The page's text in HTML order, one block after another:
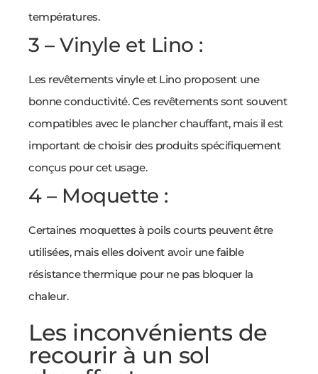
températures.
3 – Vinyle et Lino :
Les revêtements vinyle et Lino proposent une
bonne conductivité. Ces revêtements sont souvent
compatibles avec le plancher chauffant, mais il est
important de choisir des produits spécifiquement
conçus pour cet usage.
4 – Moquette :
Certaines moquettes à poils courts peuvent être
utilisées, mais elles doivent avoir une faible
résistance thermique pour ne pas bloquer la
chaleur.
Les inconvénients de
recourir à un sol